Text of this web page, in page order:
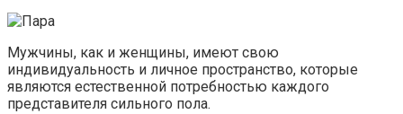
Мужчины, как и женщины, имеют свою
индивидуальность и личное пространство, которые
являются естественной потребностью каждого
представителя сильного пола.